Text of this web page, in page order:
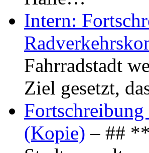
Intern:
Fahrradstadt
Ziel gesetzt,
(Kopie) – ##